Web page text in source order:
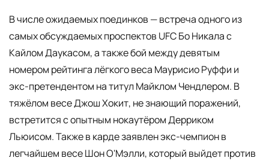
В числе ожидаемых поединков — встреча одного из
самых обсуждаемых проспектов UFC Бо Никала с
Кайлом Даукасом, а также бой между девятым
номером рейтинга лёгкого веса Маурисио Руффи и
экс-претендентом на титул Майклом Чендлером. В
тяжёлом весе Джош Хокит, не знающий поражений,
встретится с опытным нокаутёром Дерриком
Льюисом. Также в карде заявлен экс-чемпион в
легчайшем весе Шон О'Мэлли, который выйдет против